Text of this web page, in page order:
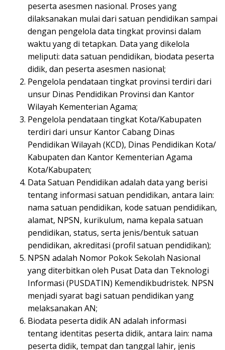
peserta asesmen nasional. Proses yang
dilaksanakan mulai dari satuan pendidikan sampai
dengan pengelola data tingkat provinsi dalam
waktu yang di tetapkan. Data yang dikelola
meliputi: data satuan pendidikan, biodata peserta
didik, dan peserta asesmen nasional;
Pengelola pendataan tingkat provinsi terdiri dari
unsur Dinas Pendidikan Provinsi dan Kantor
Wilayah Kementerian Agama;
Pengelola pendataan tingkat Kota/Kabupaten
terdiri dari unsur Kantor Cabang Dinas
Pendidikan Wilayah (KCD), Dinas Pendidikan Kota/
Kabupaten dan Kantor Kementerian Agama
Kota/Kabupaten;
Data Satuan Pendidikan adalah data yang berisi
tentang informasi satuan pendidikan, antara lain:
nama satuan pendidikan, kode satuan pendidikan,
alamat, NPSN, kurikulum, nama kepala satuan
pendidikan, status, serta jenis/bentuk satuan
pendidikan, akreditasi (profil satuan pendidikan);
NPSN adalah Nomor Pokok Sekolah Nasional
yang diterbitkan oleh Pusat Data dan Teknologi
Informasi (PUSDATIN) Kemendikbudristek. NPSN
menjadi syarat bagi satuan pendidikan yang
melaksanakan AN;
Biodata peserta didik AN adalah informasi
tentang identitas peserta didik, antara lain: nama
peserta didik, tempat dan tanggal lahir, jenis